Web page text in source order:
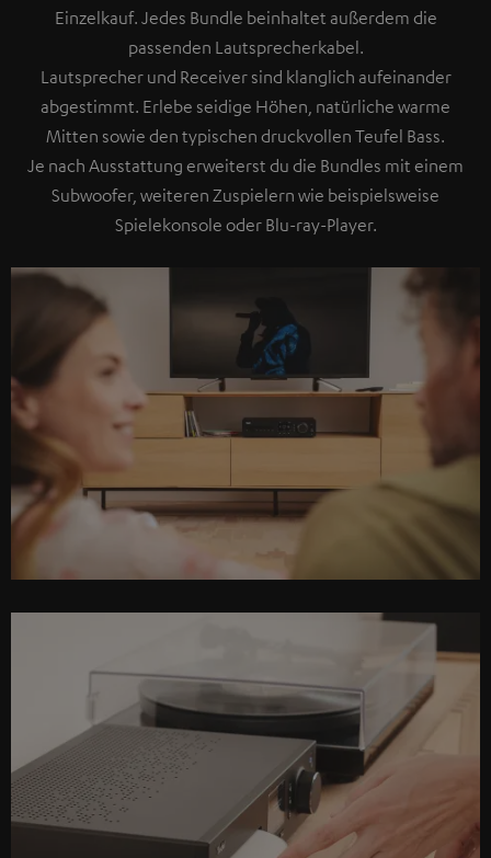
Einzelkauf. Jedes Bundle beinhaltet außerdem die
passenden Lautsprecherkabel.
Lautsprecher und Receiver sind klanglich aufeinander
abgestimmt. Erlebe seidige Höhen, natürliche warme
Mitten sowie den typischen druckvollen Teufel Bass.
Je nach Ausstattung erweiterst du die Bundles mit einem
Subwoofer, weiteren Zuspielern wie beispielsweise
Spielekonsole oder Blu-ray-Player.